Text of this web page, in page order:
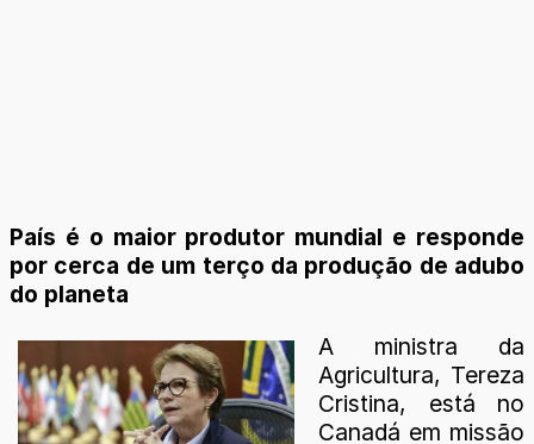
País é o maior produtor mundial e responde
por cerca de um terço da produção de adubo
do planeta
A ministra da
Agricultura, Tereza
Cristina, está no
Canadá em missão